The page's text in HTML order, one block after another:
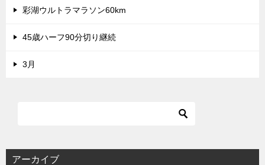
彩湖ウルトラマラソン60km
45歳ハーフ90分切り継続
3月
アーカイブ